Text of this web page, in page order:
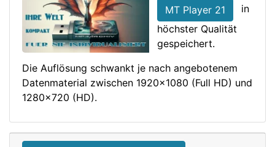
MT Player 21
in
höchster Qualität
gespeichert.
Die Auflösung schwankt je nach angebotenem
Datenmaterial zwischen 1920x1080 (Full HD) und
1280x720 (HD).